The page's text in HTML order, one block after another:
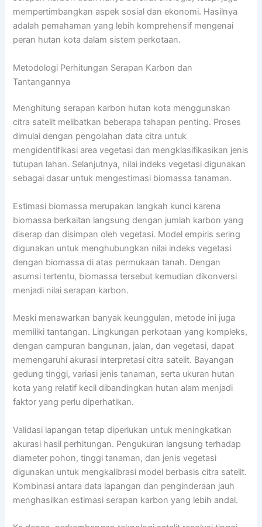
mempertimbangkan aspek sosial dan ekonomi. Hasilnya
adalah pemahaman yang lebih komprehensif mengenai
peran hutan kota dalam sistem perkotaan.
Metodologi Perhitungan Serapan Karbon dan
Tantangannya
Menghitung serapan karbon hutan kota menggunakan
citra satelit melibatkan beberapa tahapan penting. Proses
dimulai dengan pengolahan data citra untuk
mengidentifikasi area vegetasi dan mengklasifikasikan jenis
tutupan lahan. Selanjutnya, nilai indeks vegetasi digunakan
sebagai dasar untuk mengestimasi biomassa tanaman.
Estimasi biomassa merupakan langkah kunci karena
biomassa berkaitan langsung dengan jumlah karbon yang
diserap dan disimpan oleh vegetasi. Model empiris sering
digunakan untuk menghubungkan nilai indeks vegetasi
dengan biomassa di atas permukaan tanah. Dengan
asumsi tertentu, biomassa tersebut kemudian dikonversi
menjadi nilai serapan karbon.
Meski menawarkan banyak keunggulan, metode ini juga
memiliki tantangan. Lingkungan perkotaan yang kompleks,
dengan campuran bangunan, jalan, dan vegetasi, dapat
memengaruhi akurasi interpretasi citra satelit. Bayangan
gedung tinggi, variasi jenis tanaman, serta ukuran hutan
kota yang relatif kecil dibandingkan hutan alam menjadi
faktor yang perlu diperhatikan.
Validasi lapangan tetap diperlukan untuk meningkatkan
akurasi hasil perhitungan. Pengukuran langsung terhadap
diameter pohon, tinggi tanaman, dan jenis vegetasi
digunakan untuk mengkalibrasi model berbasis citra satelit.
Kombinasi antara data lapangan dan penginderaan jauh
menghasilkan estimasi serapan karbon yang lebih andal.